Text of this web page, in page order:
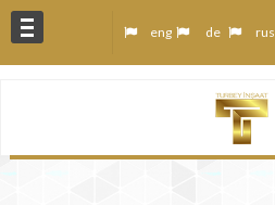
eng de rus